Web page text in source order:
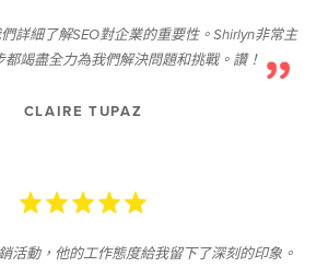
詳細了解SEO對企業的重要性。Shirlyn非常主
竭盡全力為我們解決問題和挑戰。讚！
CLAIRE TUPAZ
活動，他的工作態度給我留下了深刻的印象。